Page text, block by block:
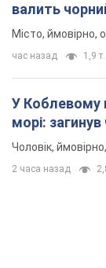
валить
Місто, ймовірно,
час назад 1,9 т.
У Коблевому
морі:
Чоловік,
2 часа назад